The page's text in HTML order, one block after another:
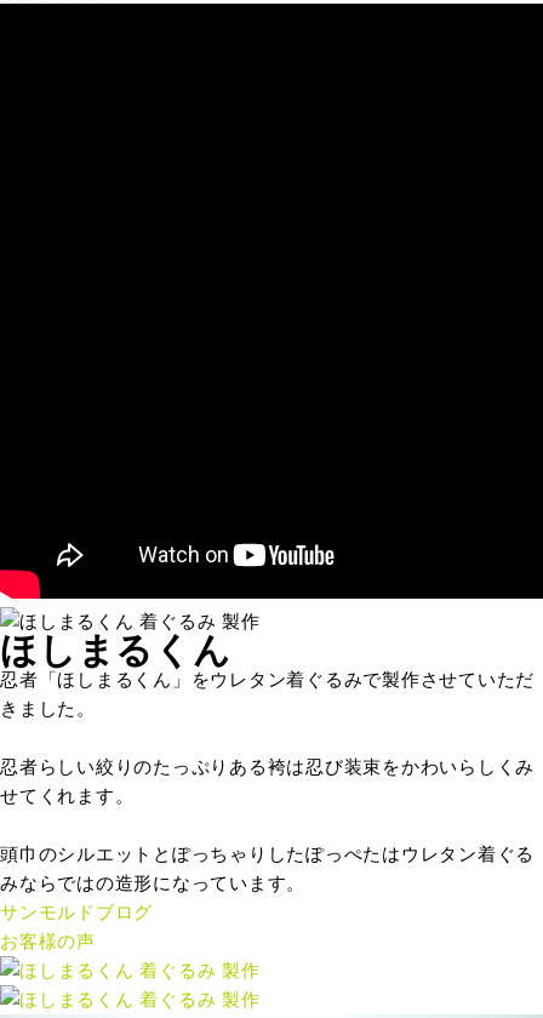
ほしまるくん
忍者「ほしまるくん」をウレタン着ぐるみで製作させていただ
きました。
忍者らしい絞りのたっぷりある袴は忍び装束をかわいらしくみ
せてくれます。
頭巾のシルエットとぽっちゃりしたぽっぺたはウレタン着ぐる
みならではの造形になっています。
サンモルドブログ
お客様の声